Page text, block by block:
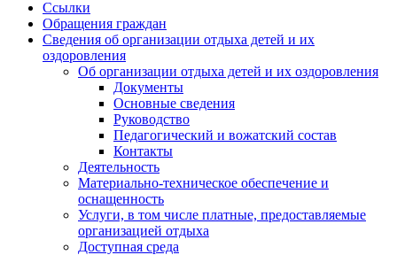
Ссылки
Обращения граждан
Сведения об организации отдыха детей и их
оздоровления
Об организации отдыха детей и их оздоровления
Документы
Основные сведения
Руководство
Педагогический и вожатский состав
Контакты
Деятельность
Материально-техническое обеспечение и
оснащенность
Услуги, в том числе платные, предоставляемые
организацией отдыха
Доступная среда